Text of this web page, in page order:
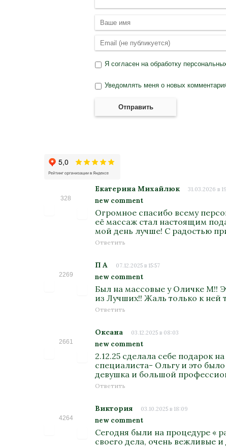
Я согласен на обработку
Уведомлять меня о новых
Отправить
328
Екатерина Михайлюк 31.03.2026 в
new comment
Огромное спасибо всему
её массаж стал настоящим
мой день лучше! С радостью
Ответить
2269
П А 07.12.2025 в 15:57
new comment
Был на массовые у Оличке М!!
из Лучших!! Жаль только к ней
Ответить
2661
Оксана 03.12.2025 в 08:03
new comment
2.12.25 сделала себе подарок
специалиста- Ольгу и это
девушка и большой
Ответить
4264
Виктория 03.10.2025 в 18:09
new comment
Сегодня были на процедуре «
своего дела, очень вежливые